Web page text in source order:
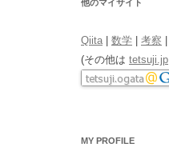
他のマイサイト
Qiita 数学 考察
(その他は tetsuji.jp
MY PROFILE